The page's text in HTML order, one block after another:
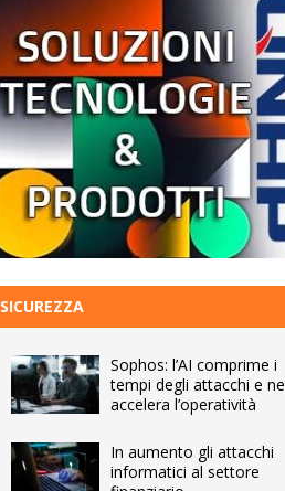
SICUREZZA
Sophos: l’AI comprime i
tempi degli attacchi e ne
accelera l’operatività
In aumento gli attacchi
informatici al settore